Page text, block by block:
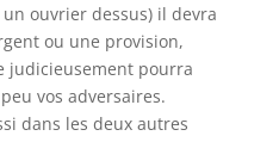
ouvrier dessus) il devra
ou une provision,
judicieusement pourra
vos adversaires.
dans les deux autres